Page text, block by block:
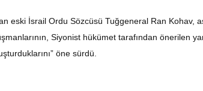
eski İsrail Ordu Sözcüsü Tuğgeneral Ran Kohav,
Siyonist hükümet tarafından önerilen
öne sürdü.
RÖPORTAJ